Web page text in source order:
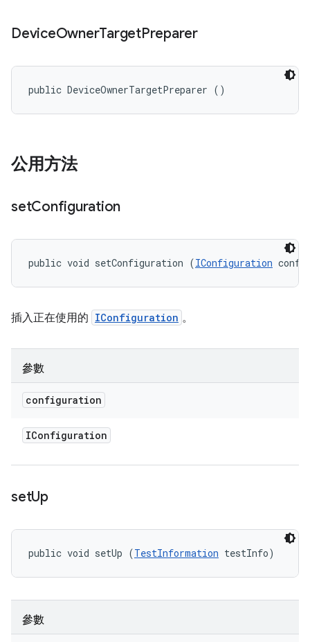
DeviceOwnerTargetPreparer
public DeviceOwnerTargetPreparer ()
公用方法
setConfiguration
public void setConfiguration (IConfiguration
插入正在使用的 IConfiguration 。
參數
configuration
IConfiguration
setUp
public void setUp (TestInformation testInfo)
參數